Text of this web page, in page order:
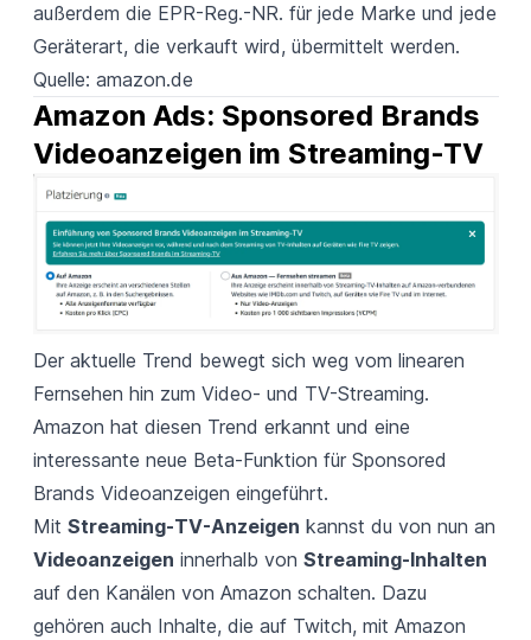
außerdem die EPR-Reg.-NR. für jede Marke und jede
Geräterart, die verkauft wird, übermittelt werden.
Quelle: amazon.de
Amazon Ads: Sponsored Brands
Videoanzeigen im Streaming-TV
Der aktuelle Trend bewegt sich weg vom linearen
Fernsehen hin zum Video- und TV-Streaming.
Amazon hat diesen Trend erkannt und eine
interessante neue Beta-Funktion für Sponsored
Brands Videoanzeigen eingeführt.
Mit Streaming-TV-Anzeigen kannst du von nun an
Videoanzeigen innerhalb von Streaming-Inhalten
auf den Kanälen von Amazon schalten. Dazu
gehören auch Inhalte, die auf Twitch, mit Amazon